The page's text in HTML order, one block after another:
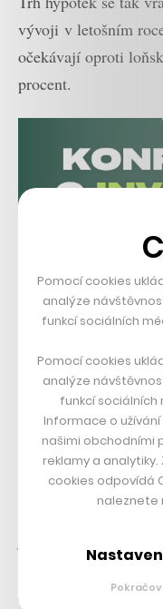
vývoji v letošním
očekávají oproti
procent.
„Trh klesl meziročně
pravděpodobně v
minulý rok byl
dvojnásobku let
Pomocí cookies
analýze
funkcí sociálních
Pomocí cookies
analýze
funkcí sociálních
Informace o
našimi obchodními
reklamy a
cookies odpovídá
naleznete